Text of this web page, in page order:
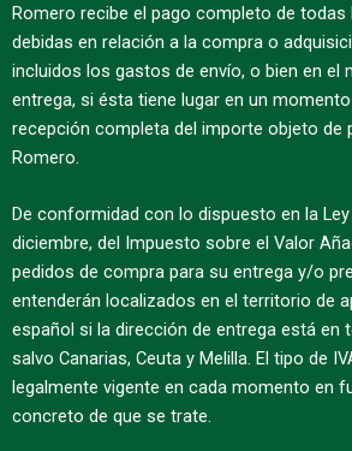
Romero recibe el pago completo de todas
debidas en relación a la compra o
incluidos los gastos de envío, o bien en el
entrega, si ésta tiene lugar en un
recepción completa del importe objeto de
Romero.
De conformidad con lo dispuesto en la
diciembre, del Impuesto sobre el Valor
pedidos de compra para su entrega y/o
entenderán localizados en el territorio de
español si la dirección de entrega está en
salvo Canarias, Ceuta y Melilla. El tipo de
legalmente vigente en cada momento en
concreto de que se trate.